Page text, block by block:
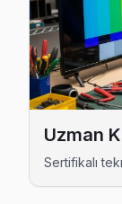
Fatih
Fatih'deki
Esenyurt
Gökevler
Uzman
Sertifikalı